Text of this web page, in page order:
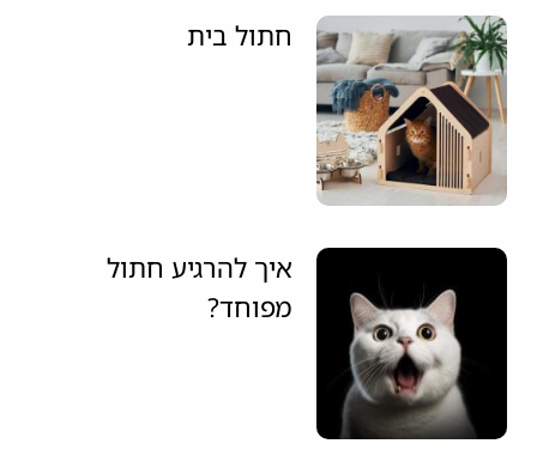
חתול בית
איך להרגיע חתול
מפוחד?